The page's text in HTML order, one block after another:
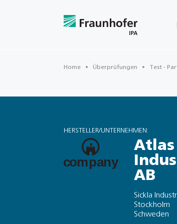
Home Überprüfungen Test -
HERSTELLER/UNTERNEHMEN:
Atlas
AB
Sickla
Stockholm
Schweden